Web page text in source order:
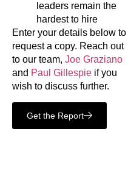
leaders remain the
hardest to hire
Enter your details below to
request a copy. Reach out
to our team, Joe Graziano
and Paul Gillespie if you
wish to discuss further.
Get the Report